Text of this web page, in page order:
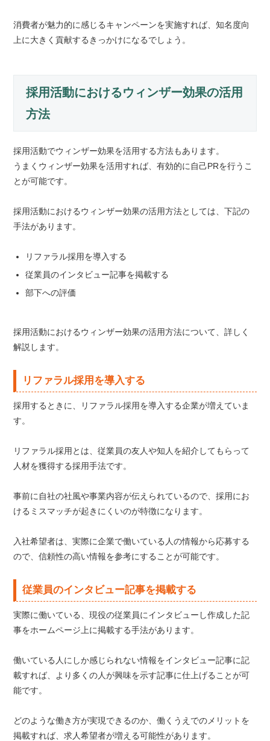
消費者が魅力的に感じるキャンペーンを実施すれば、知名度向
上に大きく貢献するきっかけになるでしょう。
採用活動におけるウィンザー効果の活用
方法
採用活動でウィンザー効果を活用する方法もあります。
うまくウィンザー効果を活用すれば、有効的に自己PRを行うこ
とが可能です。
採用活動におけるウィンザー効果の活用方法としては、下記の
手法があります。
リファラル採用を導入する
従業員のインタビュー記事を掲載する
部下への評価
採用活動におけるウィンザー効果の活用方法について、詳しく
解説します。
リファラル採用を導入する
採用するときに、リファラル採用を導入する企業が増えていま
す。
リファラル採用とは、従業員の友人や知人を紹介してもらって
人材を獲得する採用手法です。
事前に自社の社風や事業内容が伝えられているので、採用にお
けるミスマッチが起きにくいのが特徴になります。
入社希望者は、実際に企業で働いている人の情報から応募する
ので、信頼性の高い情報を参考にすることが可能です。
従業員のインタビュー記事を掲載する
実際に働いている、現役の従業員にインタビューし作成した記
事をホームページ上に掲載する手法があります。
働いている人にしか感じられない情報をインタビュー記事に記
載すれば、より多くの人が興味を示す記事に仕上げることが可
能です。
どのような働き方が実現できるのか、働くうえでのメリットを
掲載すれば、求人希望者が増える可能性があります。